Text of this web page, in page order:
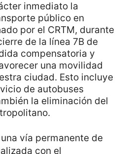
inmediato la
público en
por el CRTM, durante
de la línea 7B de
compensatoria y
una movilidad
ciudad. Esto incluye
de autobuses
la eliminación del
vía permanente de
con el